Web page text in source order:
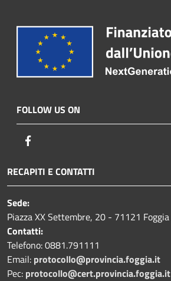
FOLLOW US ON
RECAPITI E CONTATTI
Sede:
Piazza XX Settembre, 20 - 71121 Foggia
Contatti:
Telefono: 0881.791111
Email: protocollo@provincia.foggia.it
Pec: protocollo@cert.provincia.foggia.it